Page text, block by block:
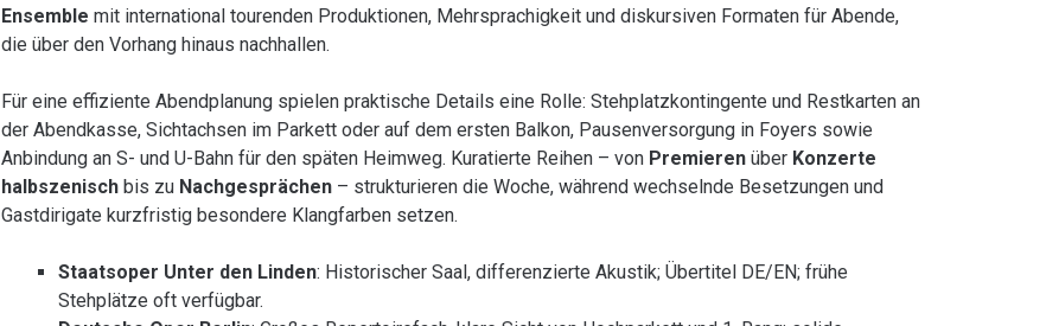
Ensemble mit international tourenden Produktionen, Mehrsprachigkeit und diskursiven Formaten für Abende,
die über den Vorhang hinaus nachhallen.
Für eine effiziente Abendplanung spielen praktische Details eine Rolle: Stehplatzkontingente und Restkarten an
der Abendkasse, Sichtachsen im Parkett oder auf dem ersten Balkon, Pausenversorgung in Foyers sowie
Anbindung an S- und U-Bahn für den späten Heimweg. Kuratierte Reihen – von Premieren über Konzerte
halbszenisch bis zu Nachgesprächen – strukturieren die Woche, während wechselnde Besetzungen und
Gastdirigate kurzfristig besondere Klangfarben setzen.
Staatsoper Unter den Linden: Historischer Saal, differenzierte Akustik; Übertitel DE/EN; frühe
Stehplätze oft verfügbar.